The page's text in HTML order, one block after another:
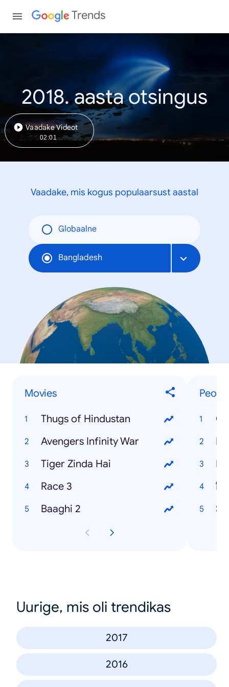
Trends
2018. aasta otsingus
Vaadake Videot
02:01
Vaadake, mis kogus populaarsust aastal
Globaalne
Bangladesh
Movies
Thugs of Hindustan
Avengers Infinity War
Tiger Zinda Hai
Race 3
Baaghi 2
Uurige, mis oli trendikas
2017
2016